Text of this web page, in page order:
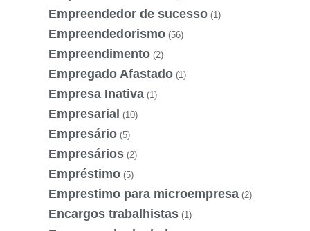
Empreendedor de sucesso (1)
Empreendedorismo (56)
Empreendimento (2)
Empregado Afastado (1)
Empresa Inativa (1)
Empresarial (10)
Empresário (5)
Empresários (2)
Empréstimo (5)
Emprestimo para microempresa (2)
Encargos trabalhistas (1)